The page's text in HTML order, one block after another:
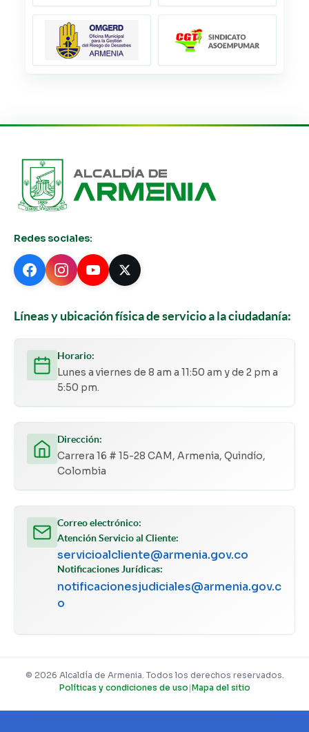
Redes sociales:
Líneas y ubicación física de servicio a la ciudadanía:
Horario:
Lunes a viernes de 8 am a 11:50 am y de 2 pm a
5:50 pm.
Dirección:
Carrera 16 # 15-28 CAM, Armenia, Quindío,
Colombia
Correo electrónico:
Atención Servicio al Cliente:
servicioalcliente@armenia.gov.co
Notificaciones Jurídicas:
notificacionesjudiciales@armenia.gov.c
o
© 2026 Alcaldía de Armenia. Todos los derechos reservados.
Políticas y condiciones de uso |Mapa del sitio